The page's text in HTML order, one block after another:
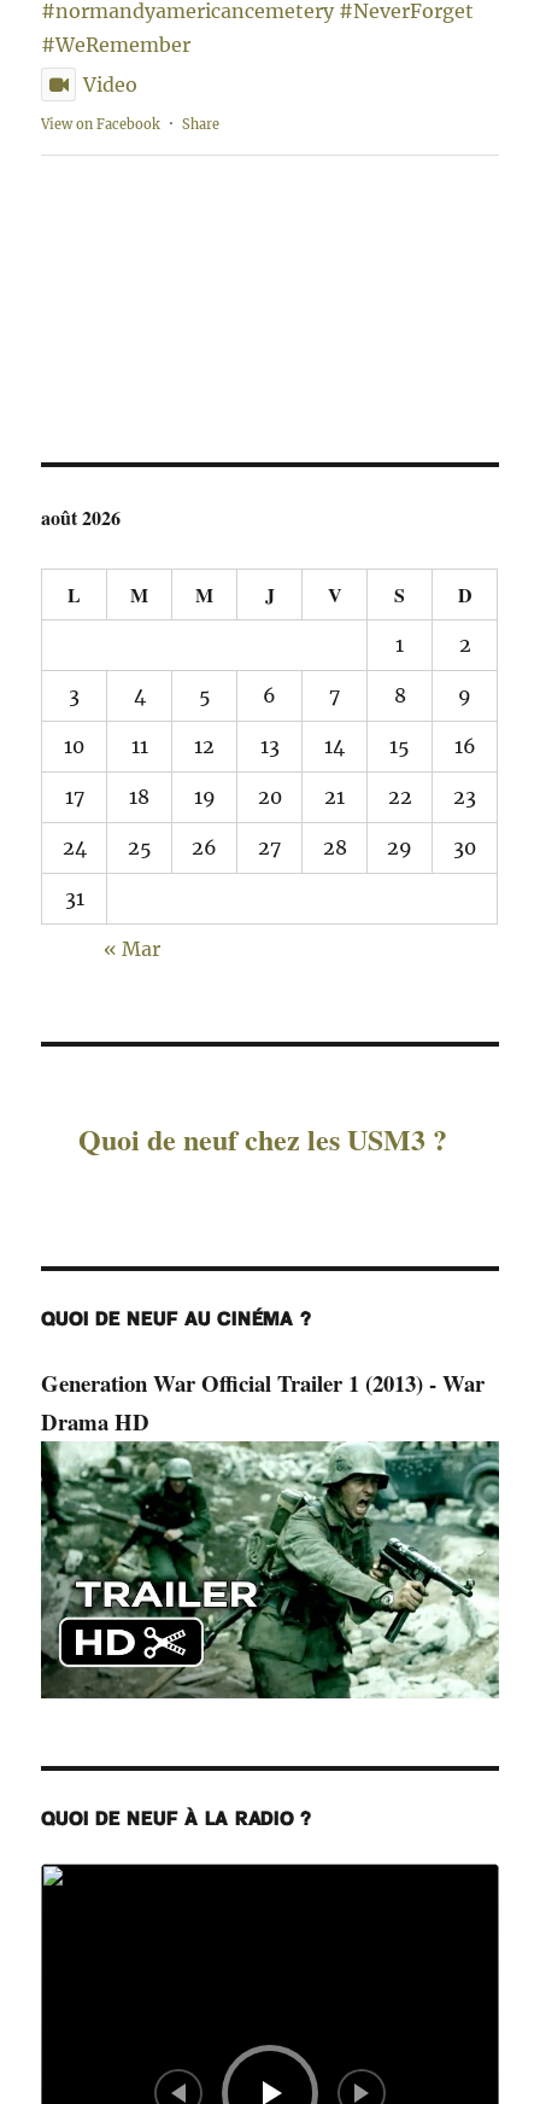
#normandyamericancemetery #NeverForget
#WeRemember
Video
View on Facebook · Share
août 2026
L M M J V S D
1 2
3 4 5 6 7 8 9
10 11 12 13 14 15 16
17 18 19 20 21 22 23
24 25 26 27 28 29 30
31
« Mar
Quoi de neuf chez les USM3 ?
QUOI DE NEUF AU CINÉMA ?
Generation War Official Trailer 1 (2013) - War
Drama HD
QUOI DE NEUF À LA RADIO ?
Lecteur
audio